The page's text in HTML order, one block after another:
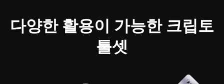
다양한 활용이 가능한 크립토
툴셋